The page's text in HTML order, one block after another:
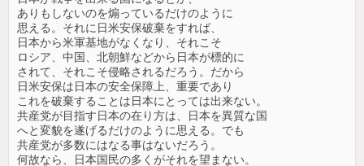
ありもしないのを煽っているだけのように
思える。それに日米安保破棄をすれば、
日本から米軍基地がなくなり、それこそ
ロシア、中国、北朝鮮などから日本が標的に
されて、それこそ侵略されるだろう。だから
日米安保は日本の安全保障上、重要であり
これを破棄することは日本にとっては出来ない。
共産党が目指す日本の在り方は、日本を異質な国
へと変貌を遂げるだけのように思える。でも
共産党が多数にはなる事はないだろう。
何故なら、日本国民の多くがそれを望まない。